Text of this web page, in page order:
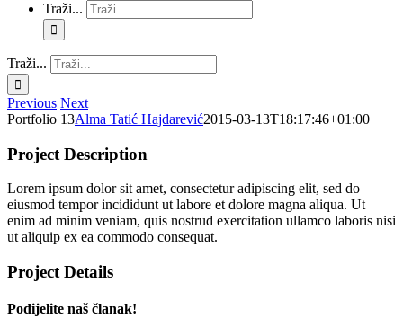
Traži...
Traži...
Previous Next
Portfolio 13Alma Tatić Hajdarević2015-03-13T18:17:46+01:00
Project Description
Lorem ipsum dolor sit amet, consectetur adipiscing elit, sed do
eiusmod tempor incididunt ut labore et dolore magna aliqua. Ut
enim ad minim veniam, quis nostrud exercitation ullamco laboris nisi
ut aliquip ex ea commodo consequat.
Project Details
Podijelite naš članak!